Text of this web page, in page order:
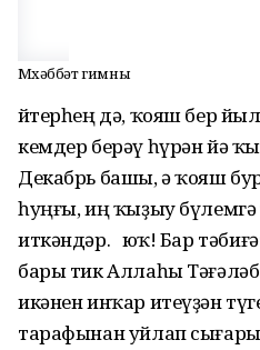
Мөхәббәт гимны
Әйтерһең дә, ҡояш бер
кемдер берәү һүрән йә
Декабрь башы, ә ҡояш
һуңғы, иң ҡыҙыу
иткәндәр. Ә юҡ! Бар
бары тик Аллаһы
икәнен инҡар итеүҙән
тарафынан уйлап